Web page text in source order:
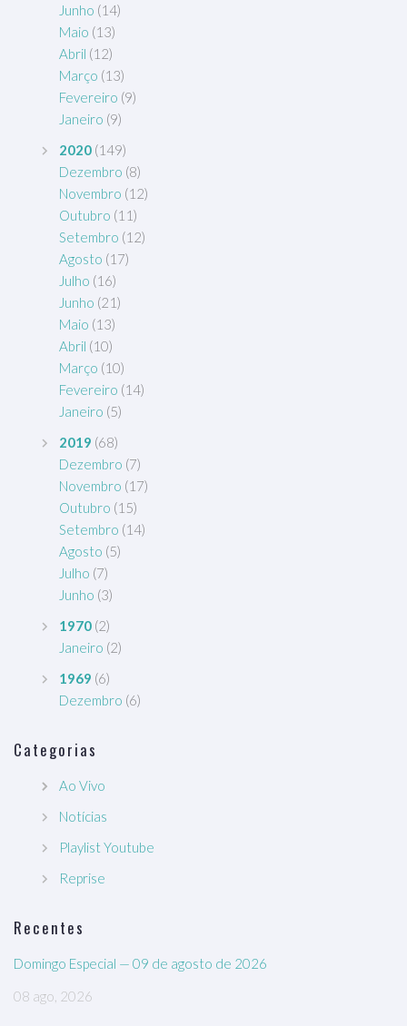
Junho (14)
Maio (13)
Abril (12)
Março (13)
Fevereiro (9)
Janeiro (9)
2020 (149)
Dezembro (8)
Novembro (12)
Outubro (11)
Setembro (12)
Agosto (17)
Julho (16)
Junho (21)
Maio (13)
Abril (10)
Março (10)
Fevereiro (14)
Janeiro (5)
2019 (68)
Dezembro (7)
Novembro (17)
Outubro (15)
Setembro (14)
Agosto (5)
Julho (7)
Junho (3)
1970 (2)
Janeiro (2)
1969 (6)
Dezembro (6)
Categorias
Ao Vivo
Notícias
Playlist Youtube
Reprise
Recentes
Domingo Especial — 09 de agosto de 2026
08 ago, 2026